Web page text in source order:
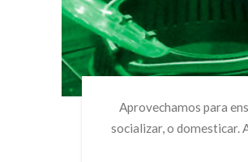
Aprovechamos para
socializar, o domesticar.